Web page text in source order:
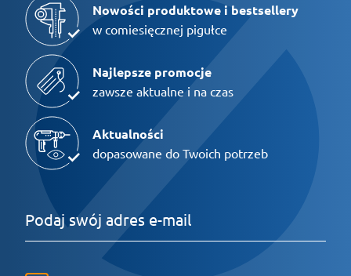
Nowości produktowe i bestsellery
w comiesięcznej pigułce
Najlepsze promocje
zawsze aktualne i na czas
Aktualności
dopasowane do Twoich potrzeb